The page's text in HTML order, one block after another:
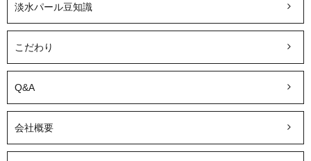
淡水パール豆知識
こだわり
Q&A
会社概要